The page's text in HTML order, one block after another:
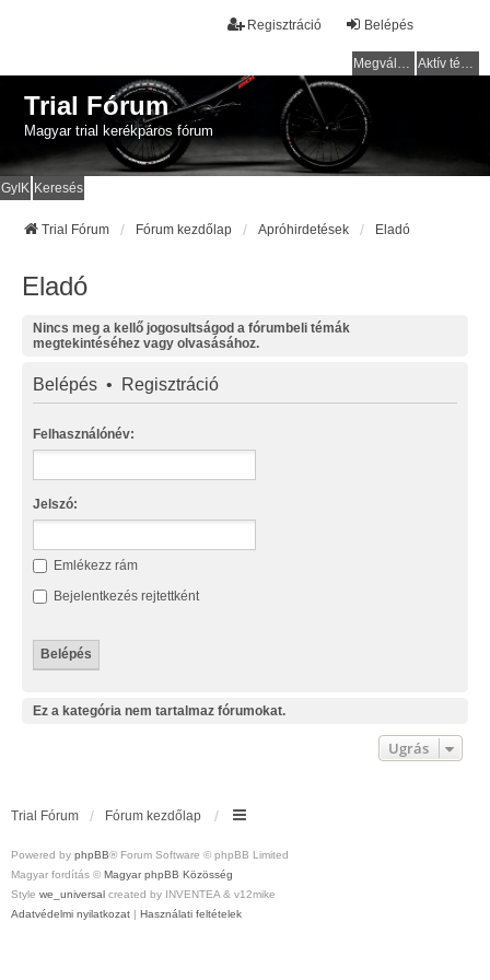
Belépés
Regisztráció
Megválaszolatlan témák Aktív témák
Trial Fórum
Magyar trial kerékpáros fórum
GyIK Keresés
Trial Fórum Fórum kezdőlap Apróhirdetések Eladó
Eladó
Nincs meg a kellő jogosultságod a fórumbeli témák
megtekintéséhez vagy olvasásához.
Belépés • Regisztráció
Felhasználónév:
Jelszó:
Emlékezz rám
Bejelentkezés rejtettként
Ez a kategória nem tartalmaz fórumokat.
Ugrás
Trial Fórum Fórum kezdőlap
Powered by phpBB® Forum Software © phpBB Limited
Magyar fordítás © Magyar phpBB Közösség
Style we_universal created by INVENTEA & v12mike
Adatvédelmi nyilatkozat | Használati feltételek